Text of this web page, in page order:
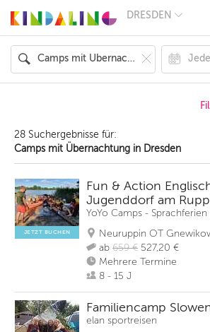
DRESDEN
BERLIN
MÜNCHEN
HAMBURG
KÖLN
HANNOVER
LEIPZIG
DRESDEN
NÜRNBERG
WIEN
ZÜRICH
REGIONEN
28 Suchergebnisse für:
Camps mit Übernachtung in Dresden
JETZT BUCHEN
Fun & Action
Jugenddorf am
YoYo Camps - Sprachferien
Neuruppin OT
ab 659 € 527,20 €
Mehrere Termine
8 - 15 J
Familiencamp
elan sportreisen